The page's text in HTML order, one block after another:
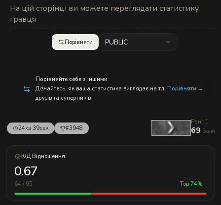
На цій сторінці ви можете переглядати статистику
гравця
Порівняти PUBLIC
Порівняйте себе з іншими
Дізнайтесь, як ваша статистика виглядає на тлі
друзів та суперників
Порівняти →
24хв 39сек #3948
Ранг 1
69 Бали
К/Д Відношення
0.67
64 / 95 Top 74%
п
р
а
в